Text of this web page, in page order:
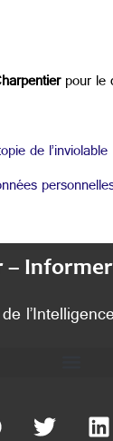
pour le
de l’inviolable
– Informer